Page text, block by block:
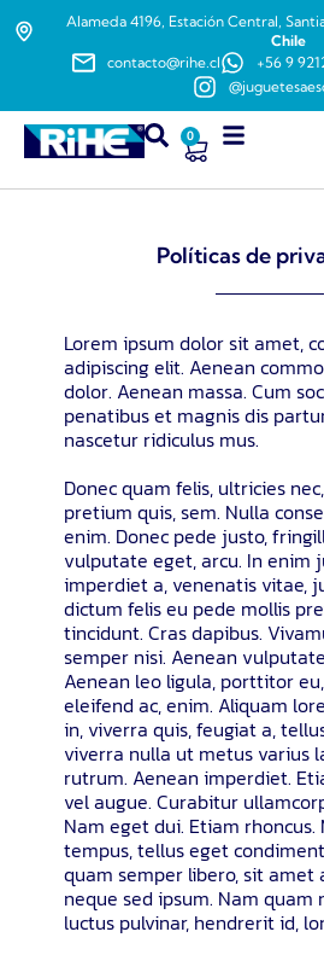
Alameda 4196, Estación Central,
Chile
contacto@rihe.cl
+56 9
0
Políticas de
Lorem ipsum dolor sit amet,
adipiscing elit. Aenean
dolor. Aenean massa. Cum
penatibus et magnis dis
nascetur ridiculus mus.
Donec quam felis, ultricies
pretium quis, sem. Nulla
enim. Donec pede justo,
vulputate eget, arcu. In enim
imperdiet a, venenatis vitae,
dictum felis eu pede mollis
tincidunt. Cras dapibus.
semper nisi. Aenean
Aenean leo ligula, porttitor
eleifend ac, enim. Aliquam
in, viverra quis, feugiat a,
viverra nulla ut metus varius
rutrum. Aenean imperdiet.
vel augue. Curabitur
Nam eget dui. Etiam rhoncus.
tempus, tellus eget
quam semper libero, sit amet
neque sed ipsum. Nam quam
luctus pulvinar, hendrerit id,